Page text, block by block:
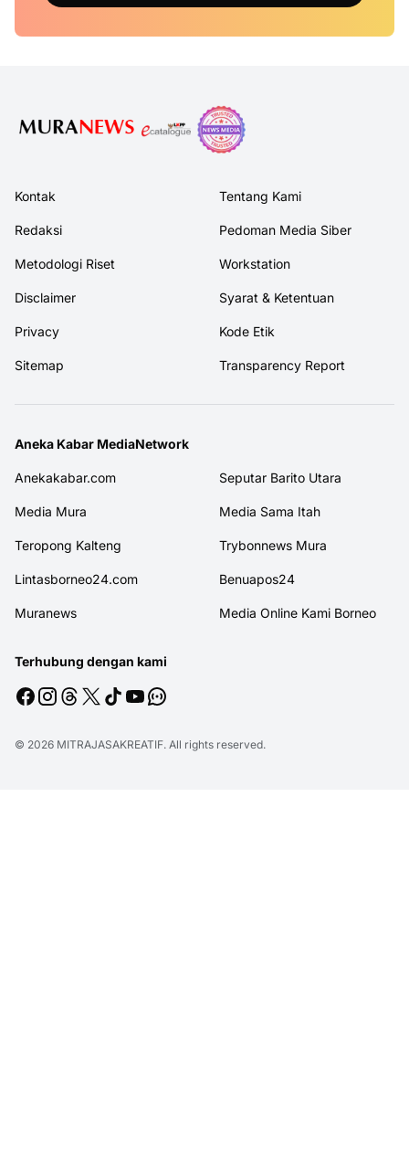
Kontak Tentang Kami
Redaksi Pedoman Media Siber
Metodologi Riset Workstation
Disclaimer Syarat & Ketentuan
Privacy Kode Etik
Sitemap Transparency Report
Aneka Kabar MediaNetwork
Anekakabar.com Seputar Barito Utara
Media Mura Media Sama Itah
Teropong Kalteng Trybonnews Mura
Lintasborneo24.com Benuapos24
Muranews Media Online Kami Borneo
Terhubung dengan kami
© 2026 MITRAJASAKREATIF. All rights reserved.